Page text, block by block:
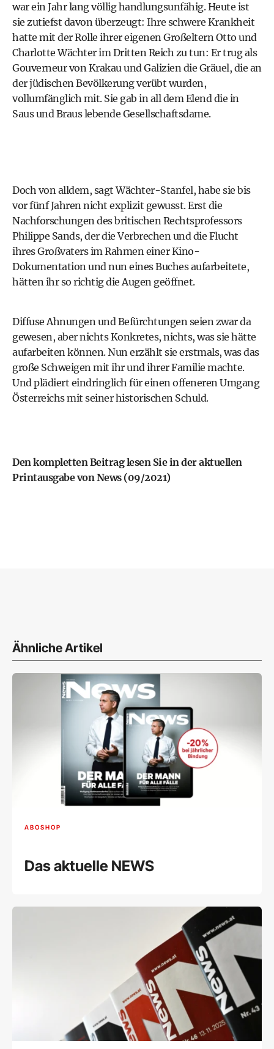
war ein Jahr lang völlig handlungsunfähig. Heute ist
sie zutiefst davon überzeugt: Ihre schwere Krankheit
hatte mit der Rolle ihrer eigenen Großeltern Otto und
Charlotte Wächter im Dritten Reich zu tun: Er trug als
Gouverneur von Krakau und Galizien die Gräuel, die an
der jüdischen Bevölkerung verübt wurden,
vollumfänglich mit. Sie gab in all dem Elend die in
Saus und Braus lebende Gesellschaftsdame.
Doch von alldem, sagt Wächter-Stanfel, habe sie bis
vor fünf Jahren nicht explizit gewusst. Erst die
Nachforschungen des britischen Rechtsprofessors
Philippe Sands, der die Verbrechen und die Flucht
ihres Großvaters im Rahmen einer Kino-
Dokumentation und nun eines Buches aufarbeitete,
hätten ihr so richtig die Augen geöffnet.
Diffuse Ahnungen und Befürchtungen seien zwar da
gewesen, aber nichts Konkretes, nichts, was sie hätte
aufarbeiten können. Nun erzählt sie erstmals, was das
große Schweigen mit ihr und ihrer Familie machte.
Und plädiert eindringlich für einen offeneren Umgang
Österreichs mit seiner historischen Schuld.
Den kompletten Beitrag lesen Sie in deraktuellen
Printausgabevon News (09/2021)
Ähnliche Artikel
ABOSHOP
Das aktuelle NEWS